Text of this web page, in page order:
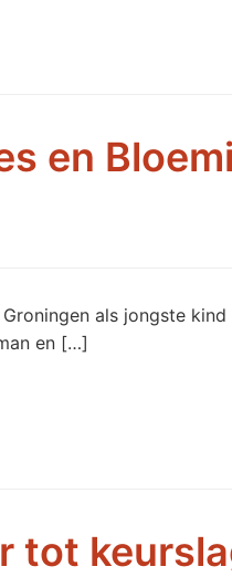
en
als jongste
en […]
tot